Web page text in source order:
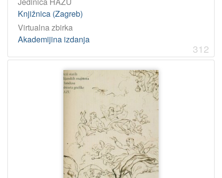
Knjižnica (Zagreb)
Virtualna zbirka
Akademijina izdanja
312